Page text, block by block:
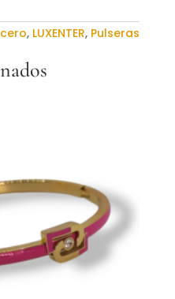
, LUXENTER, Pulseras